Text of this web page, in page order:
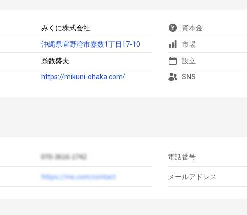
みくに株式会社
沖縄県宜野湾市嘉数1丁目17-10
糸数盛夫
https://mikuni-ohaka.com/
資本金
市場
設立
SNS
電話番号
メールアドレス